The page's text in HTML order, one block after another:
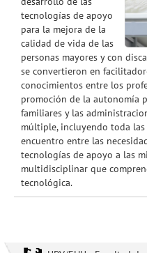
tecnologías de apoyo
para la mejora de la
calidad de vida de las
personas mayores y con
se convertieron en
conocimientos entre los
promoción de la autonomía
familiares y las
múltiple, incluyendo toda
encuentro entre las
tecnologías de apoyo a las
multidisciplinar que
tecnológica.